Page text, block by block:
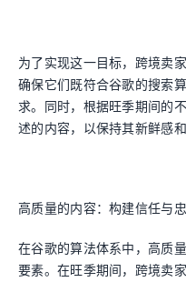
为了实现这一目标，跨境卖
确保它们既符合谷歌的搜索
求。同时，根据旺季期间的
述的内容，以保持其新鲜感和
高质量的内容：构建信任与
在谷歌的算法体系中，高质
要素。在旺季期间，跨境卖